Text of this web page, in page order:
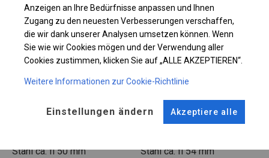
Plane ändern
KONSTRUKTION
Stahl ca.fi 50 mm Stahl ca.fi 54 mm
Anzeigen an Ihre Bedürfnisse anpassen und Ihnen
Zugang zu den neuesten Verbesserungen verschaffen,
die wir dank unserer Analysen umsetzen können. Wenn
Sie wie wir Cookies mögen und der Verwendung aller
Cookies zustimmen, klicken Sie auf „ALLE AKZEPTIEREN“.
Weitere Informationen zur Cookie-Richtlinie
Einstellungen ändern Akzeptiere alle